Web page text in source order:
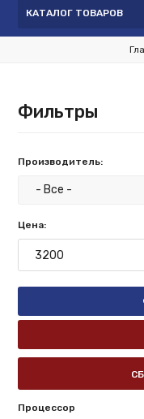
КАТАЛОГ ТОВАРОВ
Фильтры
Производитель:
Цена:
Процессор